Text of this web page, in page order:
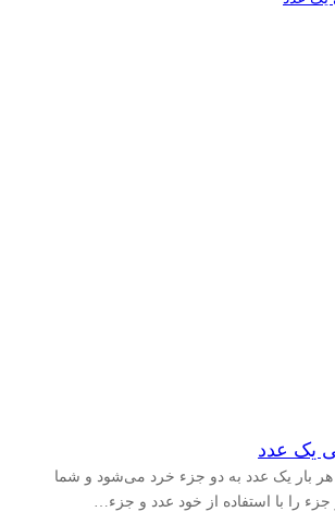
یک عدد
هر بار یک عدد به دو جزء خرد می‌شود و شما
جزء را با استفاده از خود عدد و جزء…